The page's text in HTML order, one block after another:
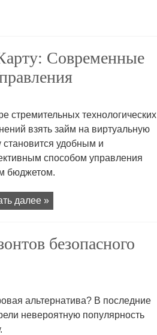
Современные
стремительных технологических
взять займ на виртуальную
становится удобным и
способом управления
бюджетом.
далее »
безопасного
альтернатива? В последние
невероятную популярность